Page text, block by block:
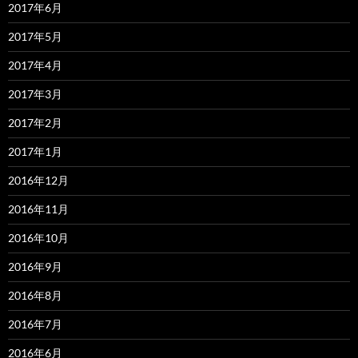
2017年6月
2017年5月
2017年4月
2017年3月
2017年2月
2017年1月
2016年12月
2016年11月
2016年10月
2016年9月
2016年8月
2016年7月
2016年6月